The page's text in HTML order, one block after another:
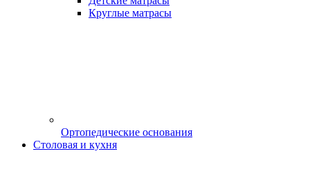
Круглые матрасы
Ортопедические основания
Столовая и кухня